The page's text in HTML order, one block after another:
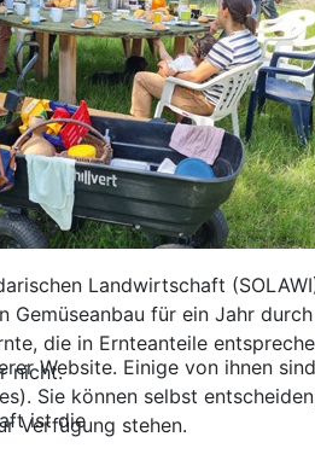
Landwirtschaft
Gemüseanbau für ein Jahr
die in Ernteanteile
nicht.
ist die
Website. Einige von ihnen
Sie können selbst
Verfügung stehen.